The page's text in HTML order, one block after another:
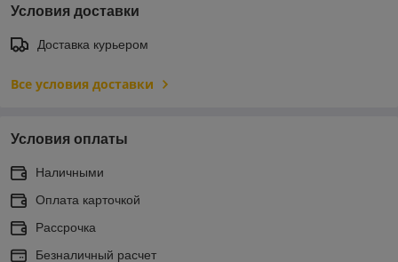
Условия доставки
Доставка курьером
Все условия доставки
Условия оплаты
Наличными
Оплата карточкой
Рассрочка
Безналичный расчет